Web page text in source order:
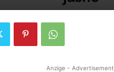
Anzige - Advertisement